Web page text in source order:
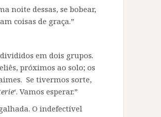
noite dessas, se bobear,
coisas de graça.”
divididos em dois grupos.
próximos ao solo; os
Se tivermos sorte,
‘. Vamos esperar.”
O indefectível